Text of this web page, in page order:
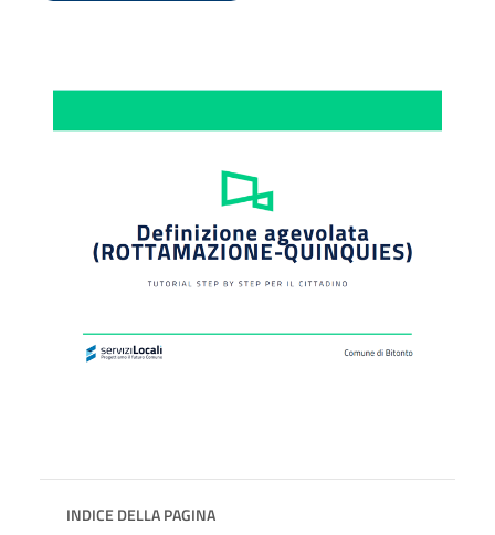
INDICE DELLA PAGINA